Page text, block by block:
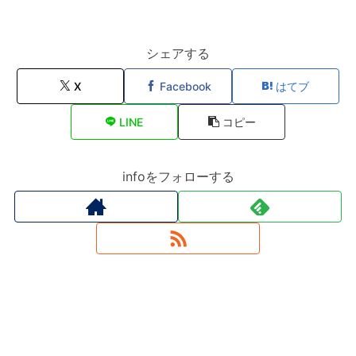
シェアする
X Facebook はてブ
LINE コピー
infoをフォローする